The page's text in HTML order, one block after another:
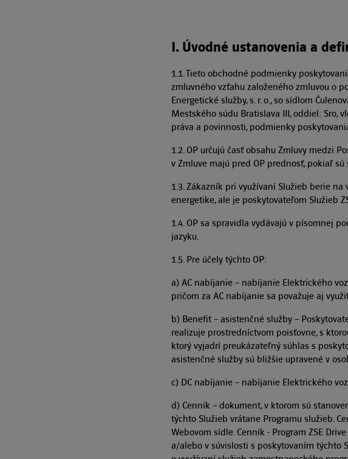
I. Úvodné ustanovenia a
1.1. Tieto obchodné podmienky
zmluvného vzťahu založeného zmluvou o
Energetické služby, s. r. o., so sídlom
Mestského súdu Bratislava III, oddiel: Sro,
práva a povinnosti, podmienky
1.2. OP určujú časť obsahu Zmluvy medzi
v Zmluve majú pred OP prednosť, pokiaľ sú
1.3. Zákazník pri využívaní Služieb berie
energetike, ale je poskytovateľom Služieb
1.4. OP sa spravidla vydávajú v písomnej
jazyku.
1.5. Pre účely týchto OP:
a) AC nabíjanie – nabíjanie Elektrického
pričom za AC nabíjanie sa považuje aj
b) Benefit – asistenčné služby –
realizuje prostredníctvom poisťovne, s
ktorý vyjadrí preukázateľný súhlas s
asistenčné služby sú bližšie upravené v
c) DC nabíjanie – nabíjanie Elektrického
d) Cenník – dokument, v ktorom sú
týchto Služieb vrátane Programu služieb.
Webovom sídle. Cenník - Program ZSE
a/alebo v súvislosti s poskytovaním týchto